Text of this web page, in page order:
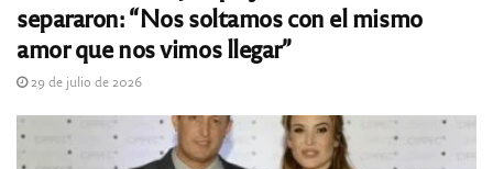
separaron: “Nos soltamos con el mismo
amor que nos vimos llegar”
29 de julio de 2026